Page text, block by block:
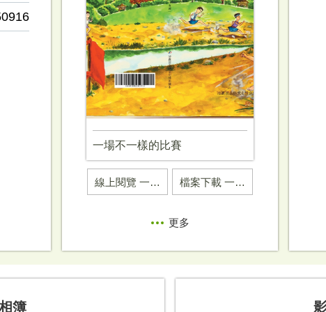
一場不一樣的比賽
線上閱覽 一場不一樣的比賽 檔案下載 一場不一樣的比賽 (另開PDF)
更多
簿